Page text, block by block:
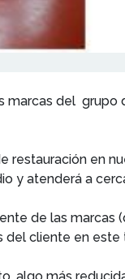
marcas del
en
y atenderá a
de las
del cliente en